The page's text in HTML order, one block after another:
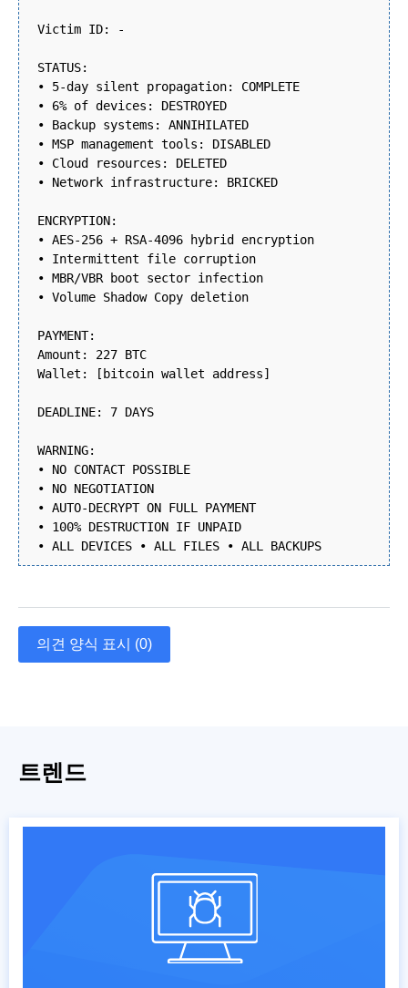
Victim ID: -
STATUS:
• 5-day silent propagation: COMPLETE
• 6% of devices: DESTROYED
• Backup systems: ANNIHILATED
• MSP management tools: DISABLED
• Cloud resources: DELETED
• Network infrastructure: BRICKED
ENCRYPTION:
• AES-256 + RSA-4096 hybrid encryption
• Intermittent file corruption
• MBR/VBR boot sector infection
• Volume Shadow Copy deletion
PAYMENT:
Amount: 227 BTC
Wallet: [bitcoin wallet address]
DEADLINE: 7 DAYS
WARNING:
• NO CONTACT POSSIBLE
• NO NEGOTIATION
• AUTO-DECRYPT ON FULL PAYMENT
• 100% DESTRUCTION IF UNPAID
• ALL DEVICES • ALL FILES • ALL BACKUPS
의견 양식 표시 (0)
트렌드